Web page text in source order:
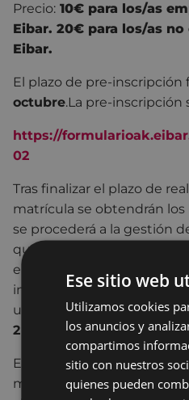
Precio: 10€ para los/as
Eibar. 20€ para los/as
Eibar.
El plazo de pre-inscripción
octubre.La pre-inscripción
https://
02
Tras finalizar el plazo de
matrícula se obtendrán los
se procederá a la gestión
que el número de
el número mínimo de
impartición del cursillo será
un aviso en la web
2 de noviembre de 2022.
En caso de que el número
matriculadas supere el
Ese sitio web
Utilizamos cookies
los anuncios y
compartimos
sitio con nuestros
quienes pueden